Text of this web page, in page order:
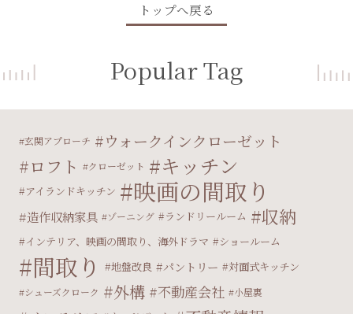
トップへ戻る
Popular Tag
玄関アプローチ ウォークインクローゼット
ロフト クローゼット キッチン
アイランドキッチン 映画の間取り
造作収納家具 ゾーニング ランドリールーム 収納
インテリア、映画の間取り、海外ドラマ ショールーム
間取り 地盤改良 パントリー 対面式キッチン
シューズクローク 外構 不動産会社 小屋裏